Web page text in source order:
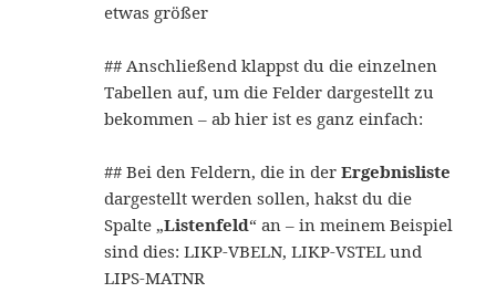
etwas größer
## Anschließend klappst du die einzelnen
Tabellen auf, um die Felder dargestellt zu
bekommen – ab hier ist es ganz einfach:
## Bei den Feldern, die in derErgebnisliste
dargestellt werden sollen, hakst du die
Spalte „Listenfeld“ an – in meinem Beispiel
sind dies: LIKP-VBELN, LIKP-VSTEL und
LIPS-MATNR